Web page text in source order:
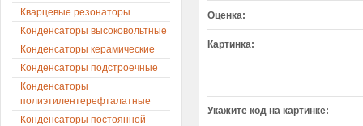
Оценка:
Картинка:
Укажите код на картинке:
Кварцевые резонаторы
Конденсаторы высоковольтные
Конденсаторы керамические
Конденсаторы подстроечные
Конденсаторы
полиэтилентерефталатные
Конденсаторы постоянной